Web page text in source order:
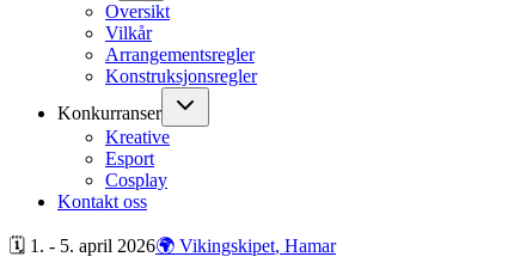
Oversikt
Vilkår
Arrangementsregler
Konstruksjonsregler
Konkurranser
Kreative
Esport
Cosplay
Kontakt oss
🗓 1. - 5. april 2026🌍 Vikingskipet, Hamar